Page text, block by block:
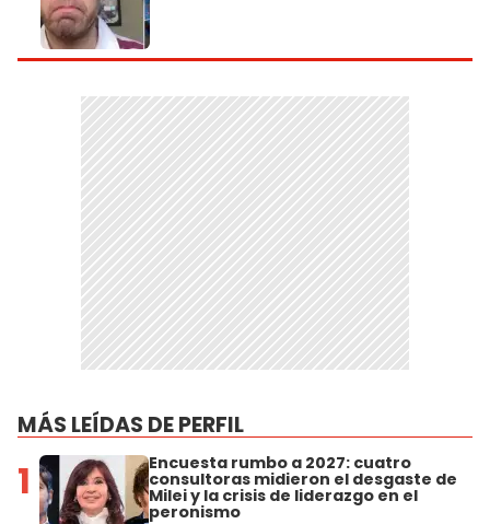
MÁS LEÍDAS DE PERFIL
1 Encuesta rumbo a 2027: cuatro
consultoras midieron el desgaste de
Milei y la crisis de liderazgo en el
peronismo